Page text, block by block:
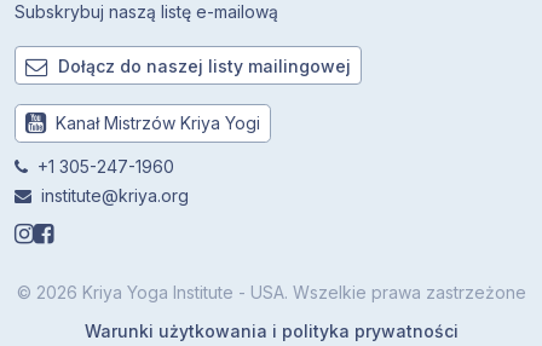
Subskrybuj naszą listę e-mailową
Dołącz do naszej listy mailingowej
Kanał Mistrzów Kriya Yogi
+1 305-247-1960
institute@kriya.org
© 2026 Kriya Yoga Institute - USA. Wszelkie prawa zastrzeżone
Warunki użytkowania i polityka prywatności